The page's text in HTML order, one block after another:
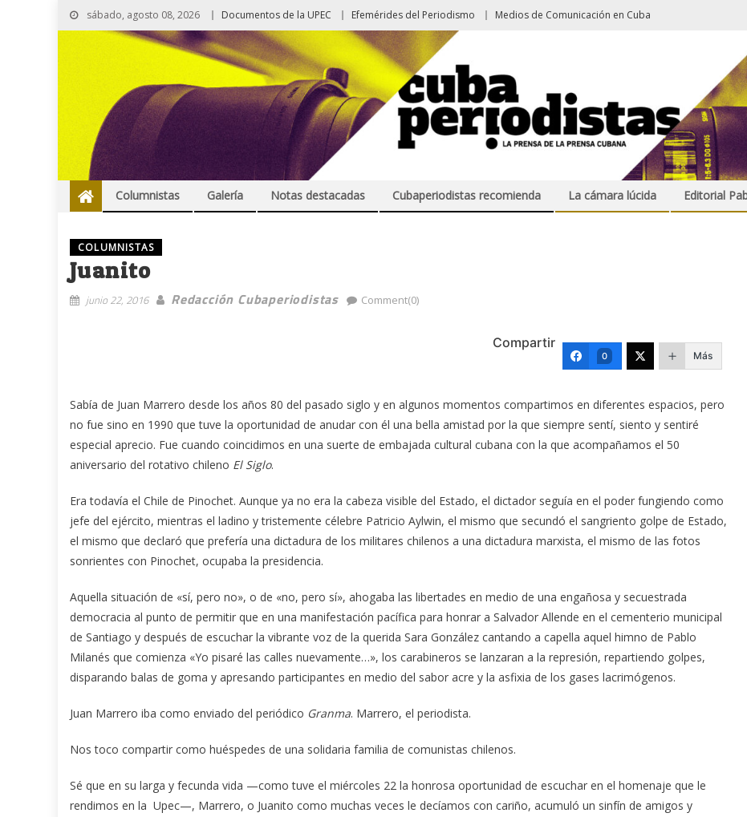
sábado, agosto 08, 2026 Documentos de la UPEC Efemérides del Periodismo Medios de Comunicación en Cuba
Columnistas Galería Notas destacadas Cubaperiodistas recomienda La cámara lúcida Editorial
COLUMNISTAS
Juanito
junio 22, 2016 Redacción Cubaperiodistas Comment(0)
Compartir
0 Más
Sabía de Juan Marrero desde los años 80 del pasado siglo y en algunos momentos compartimos en diferentes espacios, pero
no fue sino en 1990 que tuve la oportunidad de anudar con él una bella amistad por la que siempre sentí, siento y sentiré
especial aprecio. Fue cuando coincidimos en una suerte de embajada cultural cubana con la que acompañamos el 50
aniversario del rotativo chileno El Siglo.
Era todavía el Chile de Pinochet. Aunque ya no era la cabeza visible del Estado, el dictador seguía en el poder fungiendo como
jefe del ejército, mientras el ladino y tristemente célebre Patricio Aylwin, el mismo que secundó el sangriento golpe de Estado,
el mismo que declaró que prefería una dictadura de los militares chilenos a una dictadura marxista, el mismo de las fotos
sonrientes con Pinochet, ocupaba la presidencia.
Aquella situación de «sí, pero no», o de «no, pero sí», ahogaba las libertades en medio de una engañosa y secuestrada
democracia al punto de permitir que en una manifestación pacífica para honrar a Salvador Allende en el cementerio municipal
de Santiago y después de escuchar la vibrante voz de la querida Sara González cantando a capella aquel himno de Pablo
Milanés que comienza «Yo pisaré las calles nuevamente…», los carabineros se lanzaran a la represión, repartiendo golpes,
disparando balas de goma y apresando participantes en medio del sabor acre y la asfixia de los gases lacrimógenos.
Juan Marrero iba como enviado del periódico Granma. Marrero, el periodista.
Nos toco compartir como huéspedes de una solidaria familia de comunistas chilenos.
Sé que en su larga y fecunda vida —como tuve el miércoles 22 la honrosa oportunidad de escuchar en el homenaje que le
rendimos en la Upec—, Marrero, o Juanito como muchas veces le decíamos con cariño, acumuló un sinfín de amigos y